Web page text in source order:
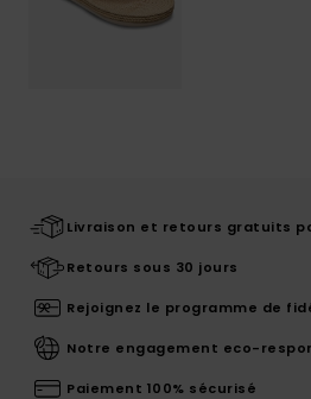
Livraison et retours gratuits
Retours sous 30 jours
Rejoignez le programme de
Notre engagement eco-
Paiement 100% sécurisé